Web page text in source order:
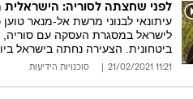
לפני שחצתה לסוריה: הישראלית
עיתונאי לבנוני מרשת אל-מנאר
לישראל במסגרת העסקה עם
ביטחונית. הצעירה נחתה בישראל
11:21 21/02/2021 סוכנויות הידיעות